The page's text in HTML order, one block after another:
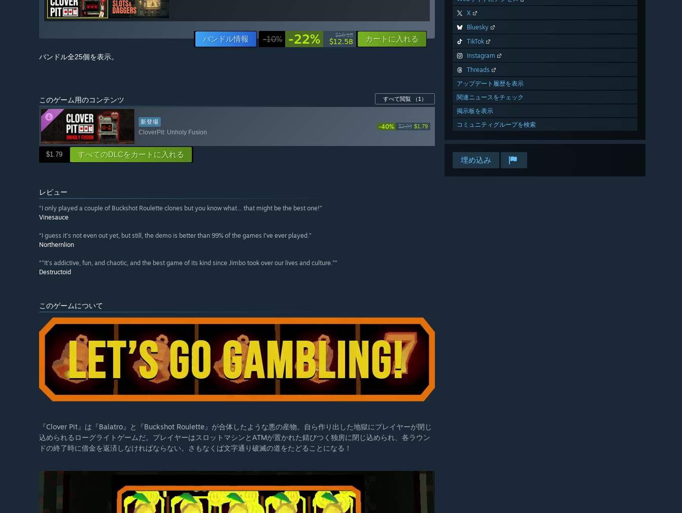
X
Bluesky
TikTok
Instagram
Threads
アップデート履歴を表示
関連ニュースをチェック
掲示板を表示
コミュニティグループを検索
埋め込み
バンドル情報 -10% -22% $16.18
$12.58 カートに入れる
バンドル全25個を表示。
このゲーム用のコンテンツ すべて閲覧 （1）
新登場
CloverPit: Unholy Fusion
-40% $2.99 $1.79
$1.79 すべてのDLCをカートに入れる
レビュー
“I only played a couple of Buckshot Roulette clones but you know what… that might be the best one!”
Vinesauce
“I guess it’s not even out yet, but still, the demo is better than 99% of the games I’ve ever played.”
Northernlion
“"It’s addictive, fun, and chaotic, and the best game of its kind since Jimbo took over our lives and culture."”
Destructoid
このゲームについて
『Clover Pit』は『Balatro』と『Buckshot Roulette』が合体したような悪の産物。自ら作り出した地獄にプレイヤーが閉じ
込められるローグライトゲームだ。プレイヤーはスロットマシンとATMが置かれた錆びつく独房に閉じ込められ、各ラウン
ドの終了時に借金を返済しなければならない。さもなくば文字通り破滅の道をたどることになる！